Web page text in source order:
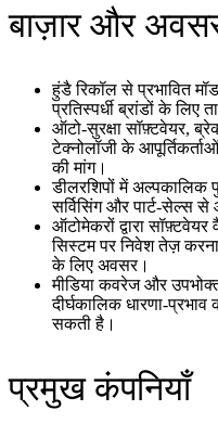
बाज़ार और
हुंडै रिकॉल से प्रभावित
प्रतिस्पर्धी ब्रांडों के लिए
ऑटो‑सुरक्षा सॉफ़्टवेयर,
टेक्नोलॉजी के
की मांग।
डीलरशिपों में अल्पकालिक
सर्विसिंग और पार्ट‑सेल्स
ऑटोमेकरों द्वारा
सिस्टम पर निवेश तेज़ करना
के लिए अवसर।
मीडिया कवरेज और
दीर्घकालिक
सकती है।
प्रमुख कंपनियाँ